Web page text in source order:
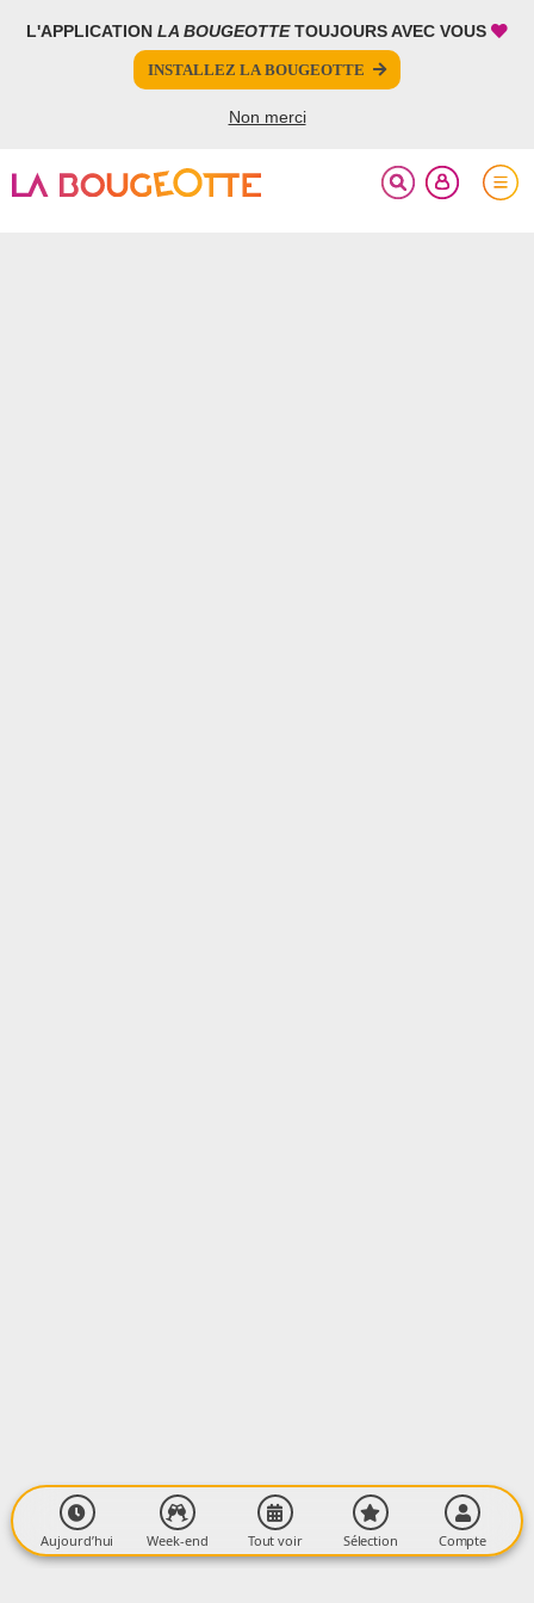
L'APPLICATION LA BOUGEOTTETOUJOURS AVEC VOUS
INSTALLEZ LA BOUGEOTTE
Non merci
Aujourd’hui Week-end Tout voir Sélection Compte
FERMER
Votre inscription à la newsletter a été effectuée.